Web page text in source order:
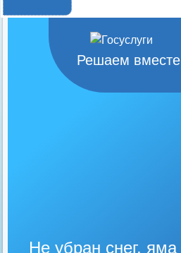
Решаем вместе
Не убран снег, яма